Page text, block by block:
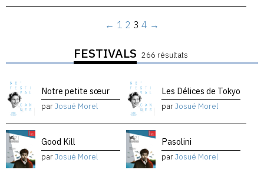
← 1 2 3 4 →
FESTIVALS 266 résultats
Notre petite sœur
parJosué Morel
Les Délices de Tokyo
parJosué Morel
Good Kill
parJosué Morel
Pasolini
parJosué Morel